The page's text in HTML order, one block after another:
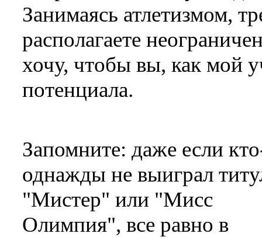
Занимаясь атлетизмом,
располагаете
хочу, чтобы вы, как мой
потенциала.
Запомните: даже если
однажды не выиграл
"Мистер" или "Мисс
Олимпия", все равно в